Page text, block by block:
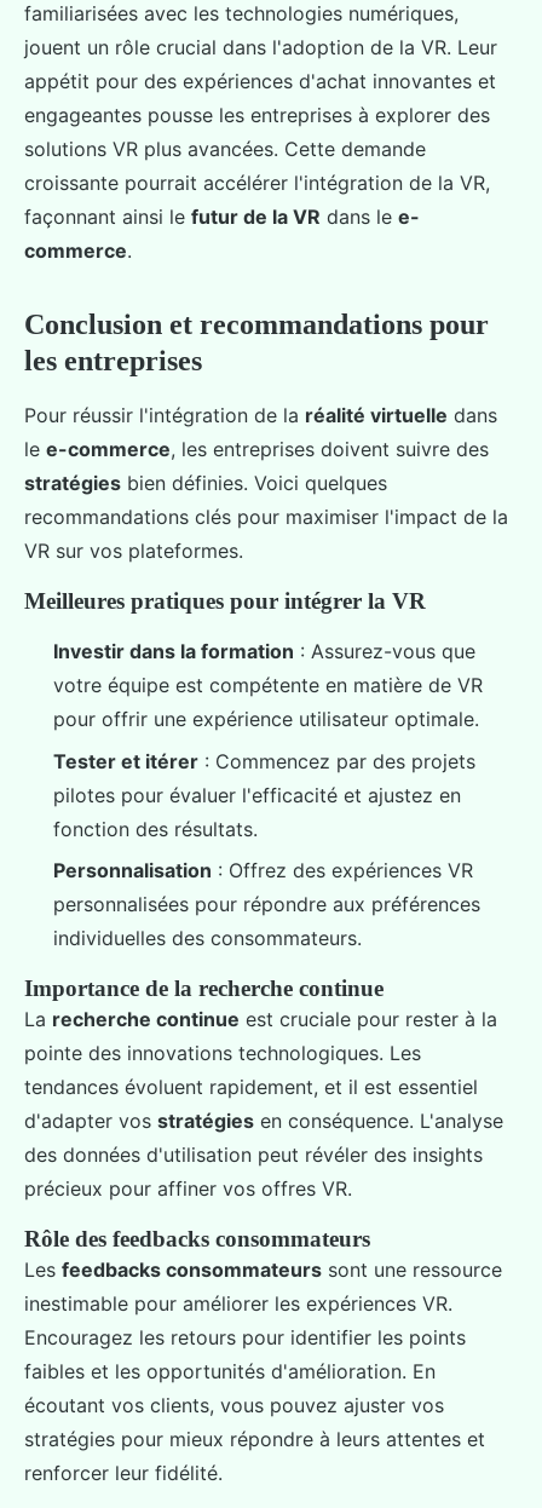
familiarisées avec les technologies numériques,
jouent un rôle crucial dans l'adoption de la VR. Leur
appétit pour des expériences d'achat innovantes et
engageantes pousse les entreprises à explorer des
solutions VR plus avancées. Cette demande
croissante pourrait accélérer l'intégration de la VR,
façonnant ainsi le futur de la VR dans le e-
commerce.
Conclusion et recommandations pour
les entreprises
Pour réussir l'intégration de la réalité virtuelle dans
le e-commerce, les entreprises doivent suivre des
stratégies bien définies. Voici quelques
recommandations clés pour maximiser l'impact de la
VR sur vos plateformes.
Meilleures pratiques pour intégrer la VR
Investir dans la formation : Assurez-vous que
votre équipe est compétente en matière de VR
pour offrir une expérience utilisateur optimale.
Tester et itérer : Commencez par des projets
pilotes pour évaluer l'efficacité et ajustez en
fonction des résultats.
Personnalisation : Offrez des expériences VR
personnalisées pour répondre aux préférences
individuelles des consommateurs.
Importance de la recherche continue
La recherche continue est cruciale pour rester à la
pointe des innovations technologiques. Les
tendances évoluent rapidement, et il est essentiel
d'adapter vos stratégies en conséquence. L'analyse
des données d'utilisation peut révéler des insights
précieux pour affiner vos offres VR.
Rôle des feedbacks consommateurs
Les feedbacks consommateurs sont une ressource
inestimable pour améliorer les expériences VR.
Encouragez les retours pour identifier les points
faibles et les opportunités d'amélioration. En
écoutant vos clients, vous pouvez ajuster vos
stratégies pour mieux répondre à leurs attentes et
renforcer leur fidélité.